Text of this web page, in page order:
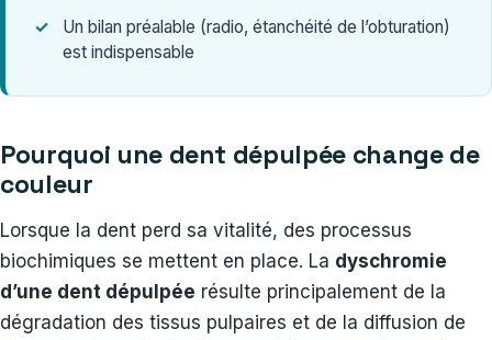
Un bilan préalable (radio, étanchéité de l’obturation)
est indispensable
Pourquoi une dent dépulpée change de
couleur
Lorsque la dent perd sa vitalité, des processus
biochimiques se mettent en place. La dyschromie
d’une dent dépulpée résulte principalement de la
dégradation des tissus pulpaires et de la diffusion de